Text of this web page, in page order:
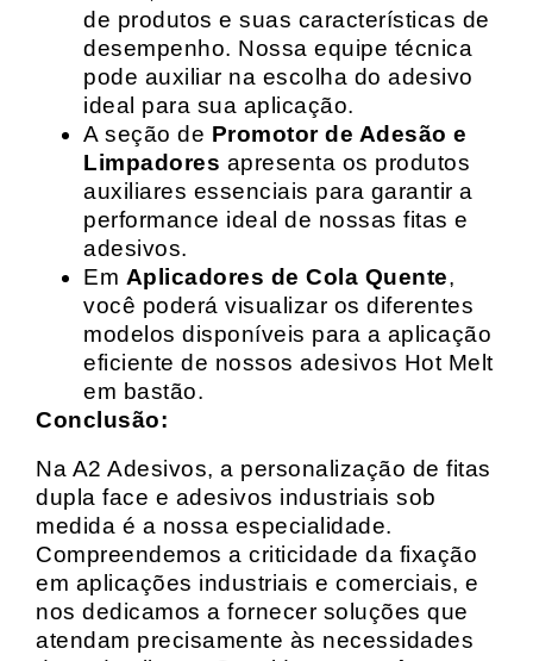
de produtos e suas características de
desempenho. Nossa equipe técnica
pode auxiliar na escolha do adesivo
ideal para sua aplicação.
A seção de Promotor de Adesão e
Limpadores apresenta os produtos
auxiliares essenciais para garantir a
performance ideal de nossas fitas e
adesivos.
Em Aplicadores de Cola Quente,
você poderá visualizar os diferentes
modelos disponíveis para a aplicação
eficiente de nossos adesivos Hot Melt
em bastão.
Conclusão:
Na A2 Adesivos, a personalização de fitas
dupla face e adesivos industriais sob
medida é a nossa especialidade.
Compreendemos a criticidade da fixação
em aplicações industriais e comerciais, e
nos dedicamos a fornecer soluções que
atendam precisamente às necessidades